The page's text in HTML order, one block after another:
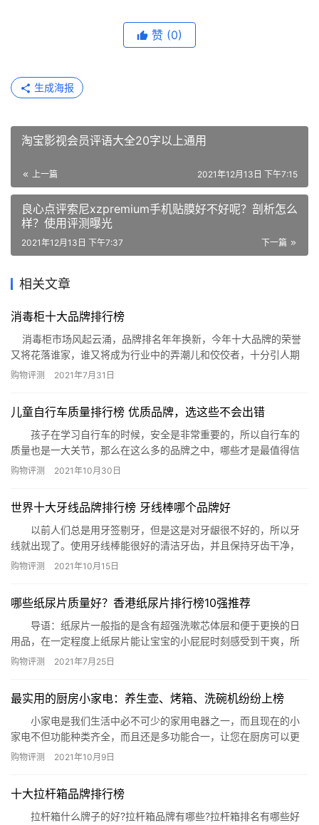
赞 (0)
生成海报
淘宝影视会员评语大全20字以上通用
上一篇 2021年12月13日 下午7:15
良心点评索尼xzpremium手机贴膜好不好呢？剖析怎么
样？使用评测曝光
下一篇
2021年12月13日 下午7:37
相关文章
消毒柜十大品牌排行榜
消毒柜市场风起云涌，品牌排名年年换新，今年十大品牌的荣誉
又将花落谁家，谁又将成为行业中的弄潮儿和佼佼者，十分引人期
待。 消毒柜十大品牌排名一：康宝Canbo 康宝于1988年创
购物评测 2021年7月31日
儿童自行车质量排行榜 优质品牌，选这些不会出错
孩子在学习自行车的时候，安全是非常重要的，所以自行车的
质量也是一大关节，那么在这么多的品牌之中，哪些才是最值得信
赖的呢?今天小编就来为大家列出儿童自行车质量排行榜，给各位家
1、飞鸽 详细介绍：飞鸽是…
购物评测 2021年10月30日
​世界十大牙线品牌排行榜 牙线棒哪个品牌好
以前人们总是用牙签剔牙，但是这是对牙龈很不好的，所以牙
线就出现了。使用牙线棒能很好的清洁牙齿，并且保持牙齿干净，
是牙医也很推荐的哦。下面(phb123.com)就为你推荐牙线品牌排行
棒、欧乐B牙线棒、倍加洁牙线棒、…
购物评测 2021年10月15日
哪些纸尿片质量好？香港纸尿片排行榜10强推荐
导语：纸尿片一般指的是含有超强洗嗽芯体层和便于更换的日
用品，在一定程度上纸尿片能让宝宝的小屁屁时刻感受到干爽，所
以在各市场上纸尿片总是能更得民心，那么到底哪些纸尿片是质量
推荐理由：倍康家的这款产品在香港纸尿片排行榜10强推荐中
购物评测 2021年7月25日
最实用的厨房小家电：养生壶、烤箱、洗碗机纷纷上榜
小家电是我们生活中必不可少的家用电器之一，而且现在的小
家电不但功能种类齐全，而且还是多功能合一，让您在厨房可以更
方便快捷，接下来就让我们来看看最实用的厨房小家电都有哪些
机 9.咖啡机 10.电磁炉 …
购物评测 2021年10月9日
十大拉杆箱品牌排行榜
拉杆箱什么牌子的好?拉杆箱品牌有哪些?拉杆箱排名有哪些好